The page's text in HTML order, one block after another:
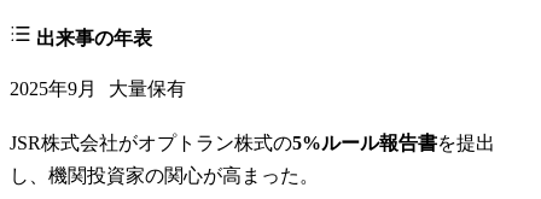
出来事の年表
2025年9月 大量保有
JSR株式会社がオプトラン株式の5%ルール報告書を提出
し、機関投資家の関心が高まった。